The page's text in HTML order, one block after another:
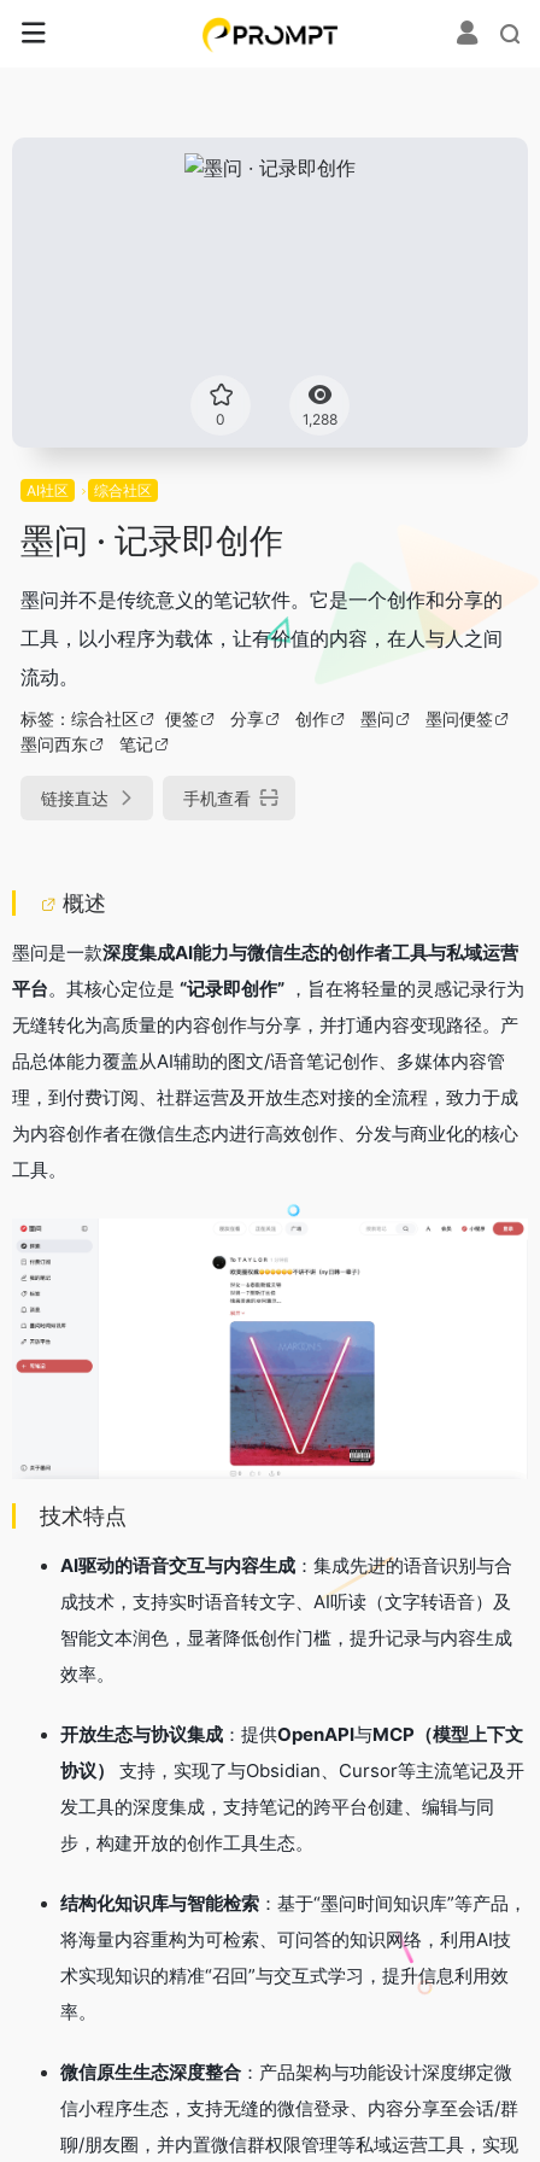
0 1,288
AI社区 综合社区
墨问 · 记录即创作
墨问并不是传统意义的笔记软件。它是一个创作和分享的
工具，以小程序为载体，让有价值的内容，在人与人之间
流动。
标签： 综合社区 便签 分享 创作 墨问
墨问便签
墨问西东
笔记
链接直达 手机查看
概述
墨问是一款深度集成AI能力与微信生态的创作者工具与私域运营
平台。其核心定位是 “记录即创作” ​ ，旨在将轻量的灵感记录行为
无缝转化为高质量的内容创作与分享，并打通内容变现路径。产
品总体能力覆盖从AI辅助的图文/语音笔记创作、多媒体内容管
理，到付费订阅、社群运营及开放生态对接的全流程，致力于成
为内容创作者在微信生态内进行高效创作、分发与商业化的核心
工具。
技术特点
AI驱动的语音交互与内容生成 ：集成先进的语音识别与合
成技术，支持实时语音转文字、AI听读（文字转语音）及
智能文本润色，显著降低创作门槛，提升记录与内容生成
效率。
开放生态与协议集成 ：提供OpenAPI与MCP（模型上下文
协议）
​ 支持，实现了与Obsidian、Cursor等主流笔记及开
发工具的深度集成，支持笔记的跨平台创建、编辑与同
步，构建开放的创作工具生态。
结构化知识库与智能检索 ：基于“墨问时间知识库”等产品，
将海量内容重构为可检索、可问答的知识网络，利用AI技
术实现知识的精准“召回”与交互式学习，提升信息利用效
率。
微信原生生态深度整合 ：产品架构与功能设计深度绑定微
信小程序生态，支持无缝的微信登录、内容分享至会话/群
聊/朋友圈，并内置微信群权限管理等私域运营工具，实现